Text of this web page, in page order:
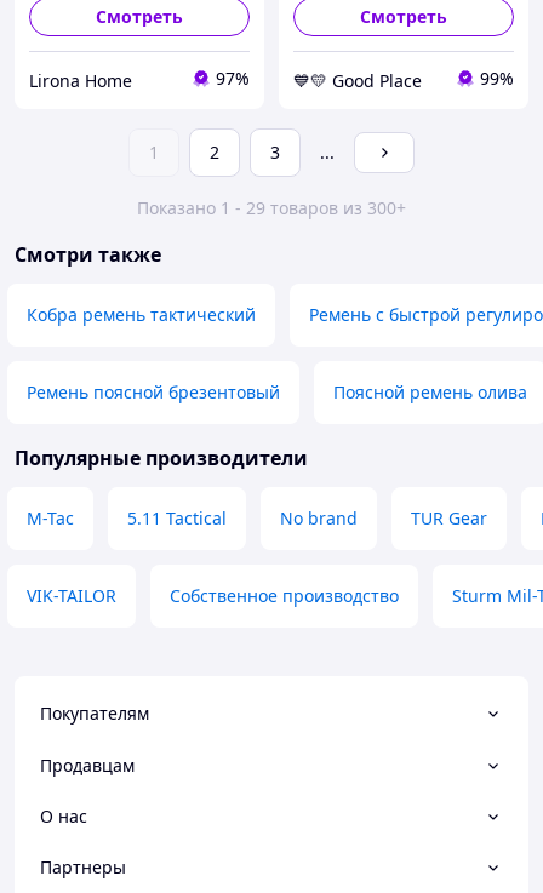
Смотреть
Lirona Home 97%
Смотреть
💙💛 Good Place 99%
1 2 3 ...
Показано 1 - 29 товаров из 300+
Смотри также
Кобра ремень тактический Ремень с быстрой
Ремень поясной брезентовый Поясной ремень олива
Популярные производители
M-Tac 5.11 Tactical No brand TUR Gear
VIK-TAILOR Собственное производство Sturm Mil-
Покупателям
Продавцам
О нас
Партнеры